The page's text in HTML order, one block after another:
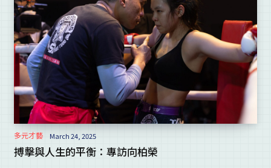
多元才藝 March 24, 2025
搏擊與人生的平衡：專訪向柏榮